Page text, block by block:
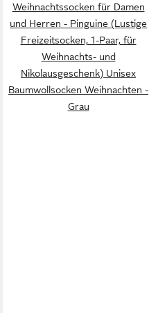
Weihnachtssocken für Damen
und Herren - Pinguine (Lustige
Freizeitsocken, 1-Paar, für
Weihnachts- und
Nikolausgeschenk) Unisex
Baumwollsocken Weihnachten -
Grau